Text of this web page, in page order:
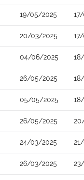
19/05/2025
20/03/2025
04/06/2025
26/05/2025
05/05/2025
26/05/2025
24/03/2025
26/03/2025